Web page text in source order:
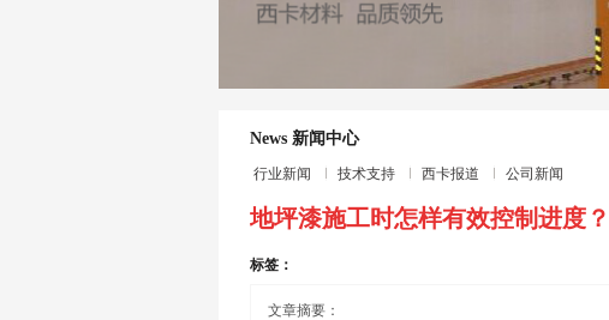
News 新闻中心
行业新闻 技术支持 西卡报道 公司新闻
地坪漆施工时怎样有效控制进度？
标签：
文章摘要：